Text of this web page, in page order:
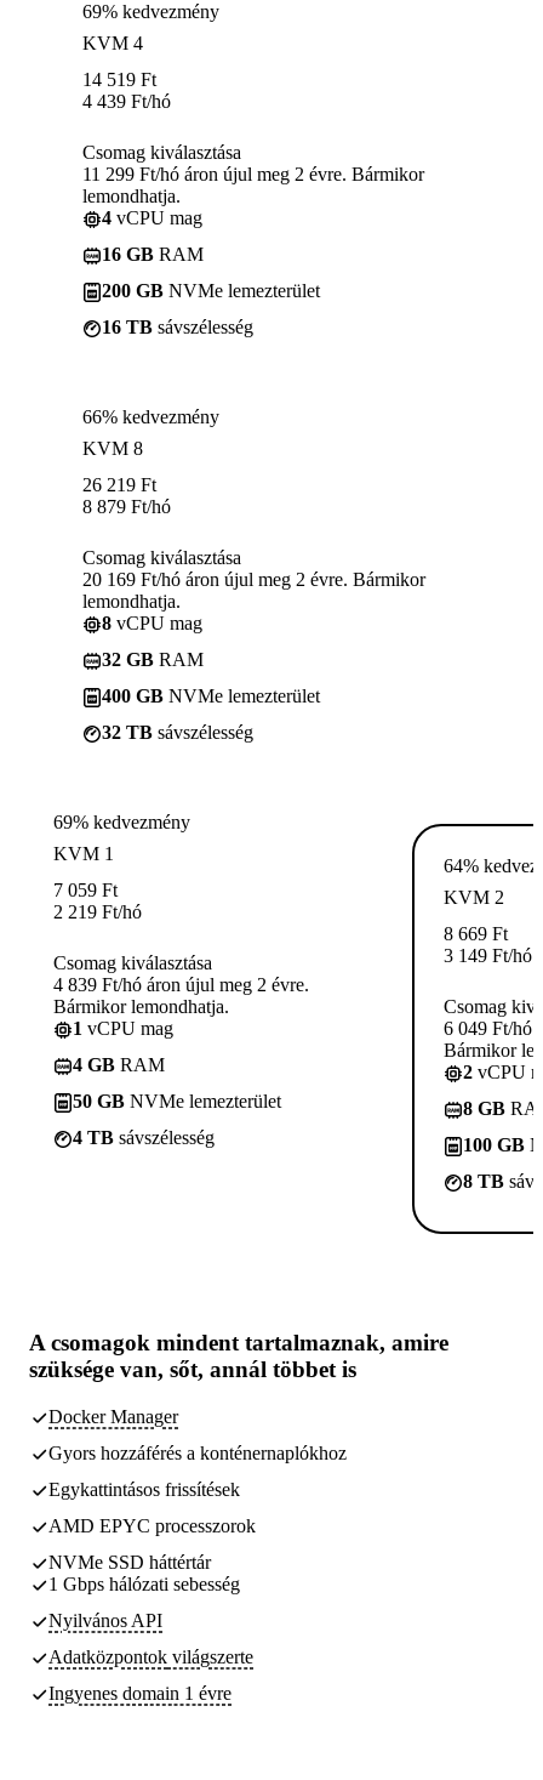
69% kedvezmény
KVM 4
14 519 Ft
4 439 Ft/hó
Csomag kiválasztása
11 299 Ft/hó áron újul meg 2 évre. Bármikor
lemondhatja.
4 vCPU mag
16 GB RAM
200 GB NVMe lemezterület
16 TB sávszélesség
66% kedvezmény
KVM 8
26 219 Ft
8 879 Ft/hó
Csomag kiválasztása
20 169 Ft/hó áron újul meg 2 évre. Bármikor
lemondhatja.
8 vCPU mag
32 GB RAM
400 GB NVMe lemezterület
32 TB sávszélesség
69% kedvezmény
KVM 1
7 059 Ft
2 219 Ft/hó
Csomag kiválasztása
4 839 Ft/hó áron újul meg 2 évre.
Bármikor lemondhatja.
1 vCPU mag
4 GB RAM
50 GB NVMe lemezterület
4 TB sávszélesség
64%
KVM 2
8 669 Ft
3 149 Ft/hó
Csomag
6 049 Ft/hó
Bármikor
2 vCPU
8 GB
100 GB
8 TB
A csomagok mindent tartalmaznak, amire
szüksége van, sőt, annál többet is
Docker Manager
Gyors hozzáférés a konténernaplókhoz
Egykattintásos frissítések
AMD EPYC processzorok
NVMe SSD háttértár
1 Gbps hálózati sebesség
Nyilvános API
Adatközpontok világszerte
Ingyenes domain 1 évre